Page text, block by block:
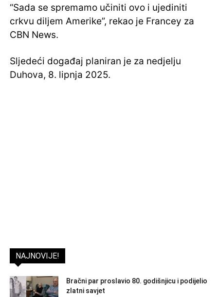
“Sada se spremamo učiniti ovo i ujediniti
crkvu diljem Amerike”, rekao je Francey za
CBN News.
Sljedeći događaj planiran je za nedjelju
Duhova, 8. lipnja 2025.
NAJNOVIJE!
Bračni par proslavio 80. godišnjicu i podijelio
zlatni savjet